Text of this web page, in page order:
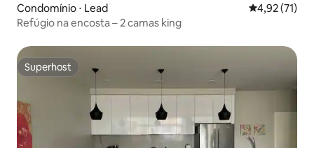
Condomínio ⋅ Lead 4,92 de uma
4,92 (71)
Refúgio na encosta – 2 camas king
Superhost
Superhost